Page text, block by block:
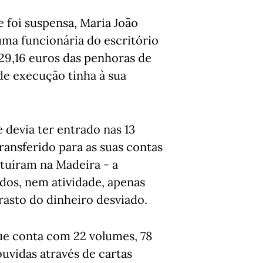
suspensa, Maria João
funcionária do escritório
euros das penhoras de
execução tinha à sua
devia ter entrado nas 13
para as suas contas
na Madeira - a
nem atividade, apenas
do dinheiro desviado.
conta com 22 volumes, 78
através de cartas